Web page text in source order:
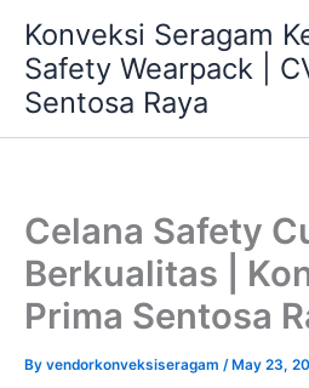
content
Konveksi Seragam
Safety Wearpack |
Sentosa Raya
Celana Safety
Berkualitas |
Prima Sentosa
By vendorkonveksiseragam /May 23,